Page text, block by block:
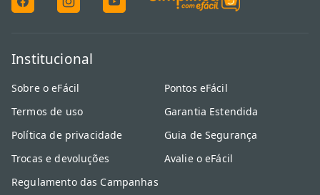
Institucional
Sobre o eFácil
Termos de uso
Política de privacidade
Trocas e devoluções
Regulamento das Campanhas
Pontos eFácil
Garantia Estendida
Guia de Segurança
Avalie o eFácil